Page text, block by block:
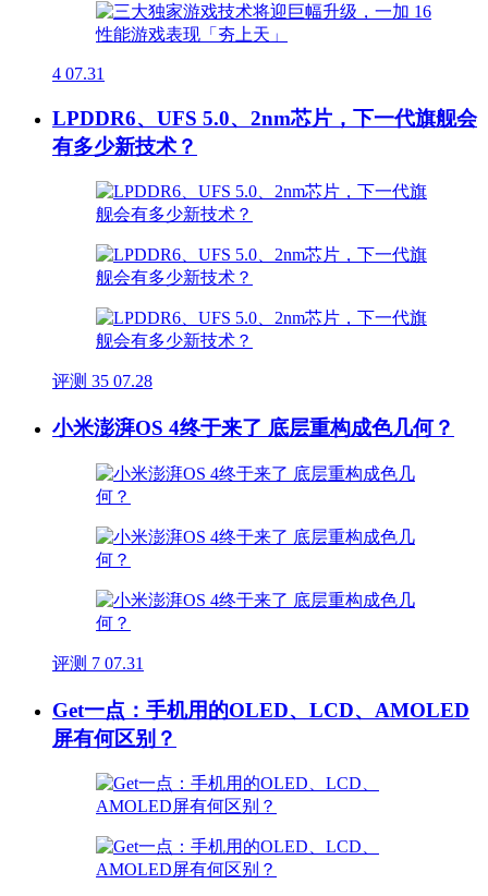
4 07.31
LPDDR6、UFS 5.0、2nm芯片，下一代旗舰会
有多少新技术？
评测 35 07.28
小米澎湃OS 4终于来了 底层重构成色几何？
评测 7 07.31
Get一点：手机用的OLED、LCD、AMOLED
屏有何区别？